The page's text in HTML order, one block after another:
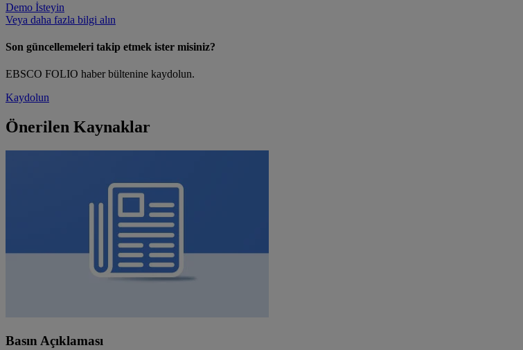
Demo İsteyin
Veya daha fazla bilgi alın
Son güncellemeleri takip etmek ister misiniz?
EBSCO FOLIO haber bültenine kaydolun.
Kaydolun
Önerilen Kaynaklar
Basın Açıklaması